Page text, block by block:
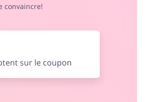
convaincre!
sur le coupon